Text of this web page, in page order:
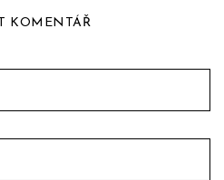
KOMENTÁŘ